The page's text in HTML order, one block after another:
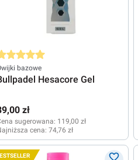
ocena 5 z 5 gwiazdek
bazowe
Hesacore Gel
zł
sugerowana: 119,00 zł
cena: 74,76 zł